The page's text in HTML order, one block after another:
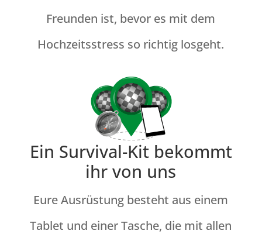
Freunden ist, bevor es mit dem
Hochzeitsstress so richtig losgeht.
Ein Survival-Kit bekommt
ihr von uns
Eure Ausrüstung besteht aus einem
Tablet und einer Tasche, die mit allen